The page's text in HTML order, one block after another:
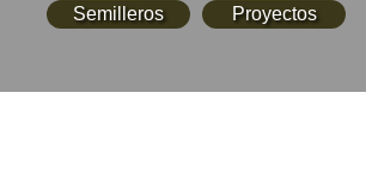
Semilleros Proyectos